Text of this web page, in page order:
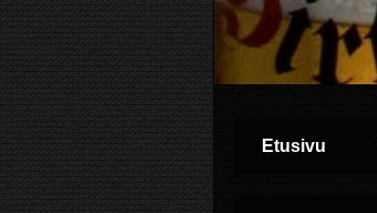
Etusivu